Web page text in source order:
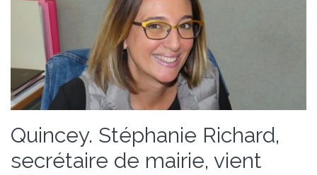
Quincey. Stéphanie Richard,
secrétaire de mairie, vient